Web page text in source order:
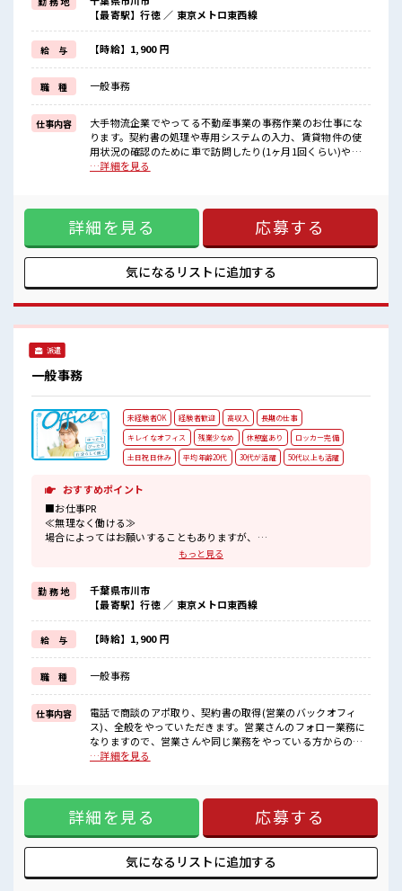
≪未経験OKの仕事≫
新しいことにチャレンジするのは不安だけど、
しっかり働く環境が整っています！
イチからスキルUP・ステップUP目指していきましょう！
≪自分に向いている仕事が探せる≫
困った事などがあれば、
担当がしっかりサポートします！
■職場の雰囲気
活気あふれる20代活躍中の職場です☆
休憩室で楽しくおしゃべり！
ストレス解消☆
残業はほとんどありません！
【最寄駅】行徳 ／ 東京メトロ東西線
給 与 【時給】1,900 円
職 種 一般事務
仕事内容
大手物流企業でやってる不動産事業の事務作業のお仕事にな
ります。契約書の処理や専用システムの入力、賃貸物件の使
用状況の確認のために車で訪問したり(1ヶ月1回くらい)や、
テナントのオーナーさんとの連絡のやり取り、物件のクリー
事PR ≪プライベートが充実する≫ 場合によってはお願いする
こともありますが、 残業はほとんどナシ！ ≪週休2日制≫ 週
末は家族や友人と一緒にプライベート満喫！ ≪未経験OKの仕
事≫ 新しいことにチャレンジするのは不安だけど、 しっかり
働く環境が整っています！ イチからスキルUP・ステップUP
目指していきましょう！ ≪自分に向いている仕事が探せる≫
職場の雰囲気 活気あふれる20代活躍中の職場です☆ 休憩室で
楽しくおしゃべり！ ストレス解消☆ ロッカーあり！ 安心して
…詳細を見る
詳細を見る 応募する
気になるリストに追加する
派遣
一般事務
未経験者OK 経験者歓迎 高収入
長期の仕事
キレイなオフィス
残業少なめ 休憩室あり
ロッカー完備
土日祝日休み
平均年齢20代 30代が活躍 50代以上も活躍
おすすめポイント
■お仕事PR
≪無理なく働ける≫
場合によってはお願いすることもありますが、
週末は家族や友人と一緒にプライベート満喫！
≪未経験の方も大カンゲイ≫
新しいことにチャレンジするのは不安だけど、
しっかり働く環境が整っています！
イチからスキルUP・ステップUP目指していきましょう！
≪自分に合った期間で働ける≫
福利厚生が整った派遣のお仕事です！
■職場の雰囲気
20代の若い世代がたくさん活躍中の活気ある職場！
休憩室で楽しくおしゃべり！
ストレス解消☆
職場にはロッカー完備！
もっと見る
勤 務 地
千葉県市川市
【最寄駅】行徳 ／ 東京メトロ東西線
給 与 【時給】1,900 円
職 種 一般事務
仕事内容
電話で商談のアポ取り、契約書の取得(営業のバックオフィ
ス)、全般をやっていただきます。営業さんのフォロー業務に
なりますので、営業さんや同じ業務をやっている方からの指
示に沿って動いて頂きます。・営業サポートとして、物件状
理なく働ける≫ 場合によってはお願いすることもあります
が、 残業はほとんどナシ！ ≪週休2日制≫ 週末は家族や友人
と一緒にプライベート満喫！ ≪未経験の方も大カンゲイ≫ 新
しいことにチャレンジするのは不安だけど、 しっかり働く環
境が整っています！ イチからスキルUP・ステップUP目指し
ていきましょう！ ≪自分に合った期間で働ける≫ 福利厚生が
…詳細を見る
詳細を見る 応募する
気になるリストに追加する